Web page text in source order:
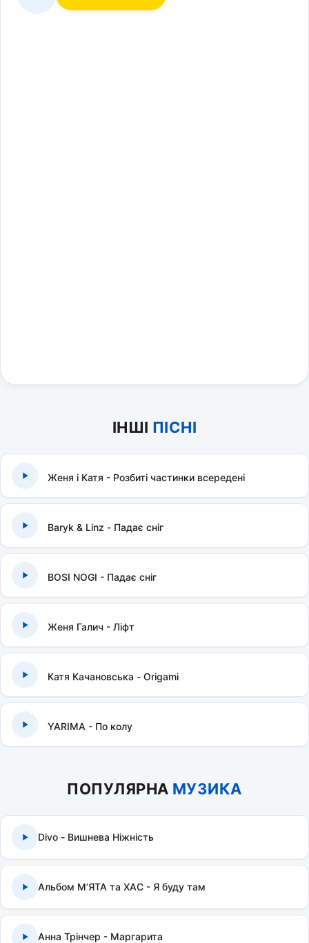
ІНШІ ПІСНІ
Женя і Катя - Розбиті частинки всередені
Baryk & Linz - Падає сніг
BOSI NOGI - Падає сніг
Женя Галич - Ліфт
Катя Качановська - Origami
YARIMA - По колу
ПОПУЛЯРНА МУЗИКА
Divo - Вишнева Ніжність
Альбом МʼЯТА та ХАС - Я буду там
Анна Трінчер - Маргарита